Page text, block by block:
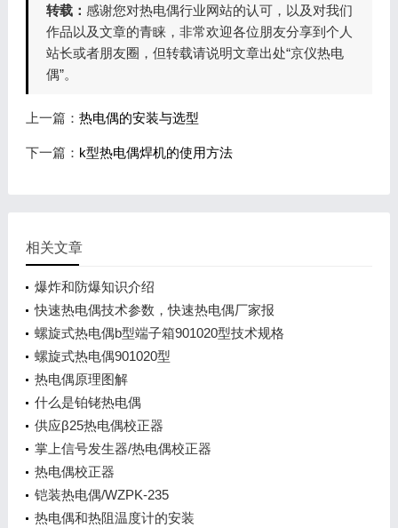
转载： 感谢您对热电偶行业网站的认可，以及对我们
作品以及文章的青睐，非常欢迎各位朋友分享到个人
站长或者朋友圈，但转载请说明文章出处“京仪热电
偶”。
上一篇： 热电偶的安装与选型
下一篇： k型热电偶焊机的使用方法
相关文章
爆炸和防爆知识介绍
快速热电偶技术参数，快速热电偶厂家报
螺旋式热电偶b型端子箱901020型技术规格
螺旋式热电偶901020型
热电偶原理图解
什么是铂铑热电偶
供应β25热电偶校正器
掌上信号发生器/热电偶校正器
热电偶校正器
铠装热电偶/WZPK-235
热电偶和热阻温度计的安装